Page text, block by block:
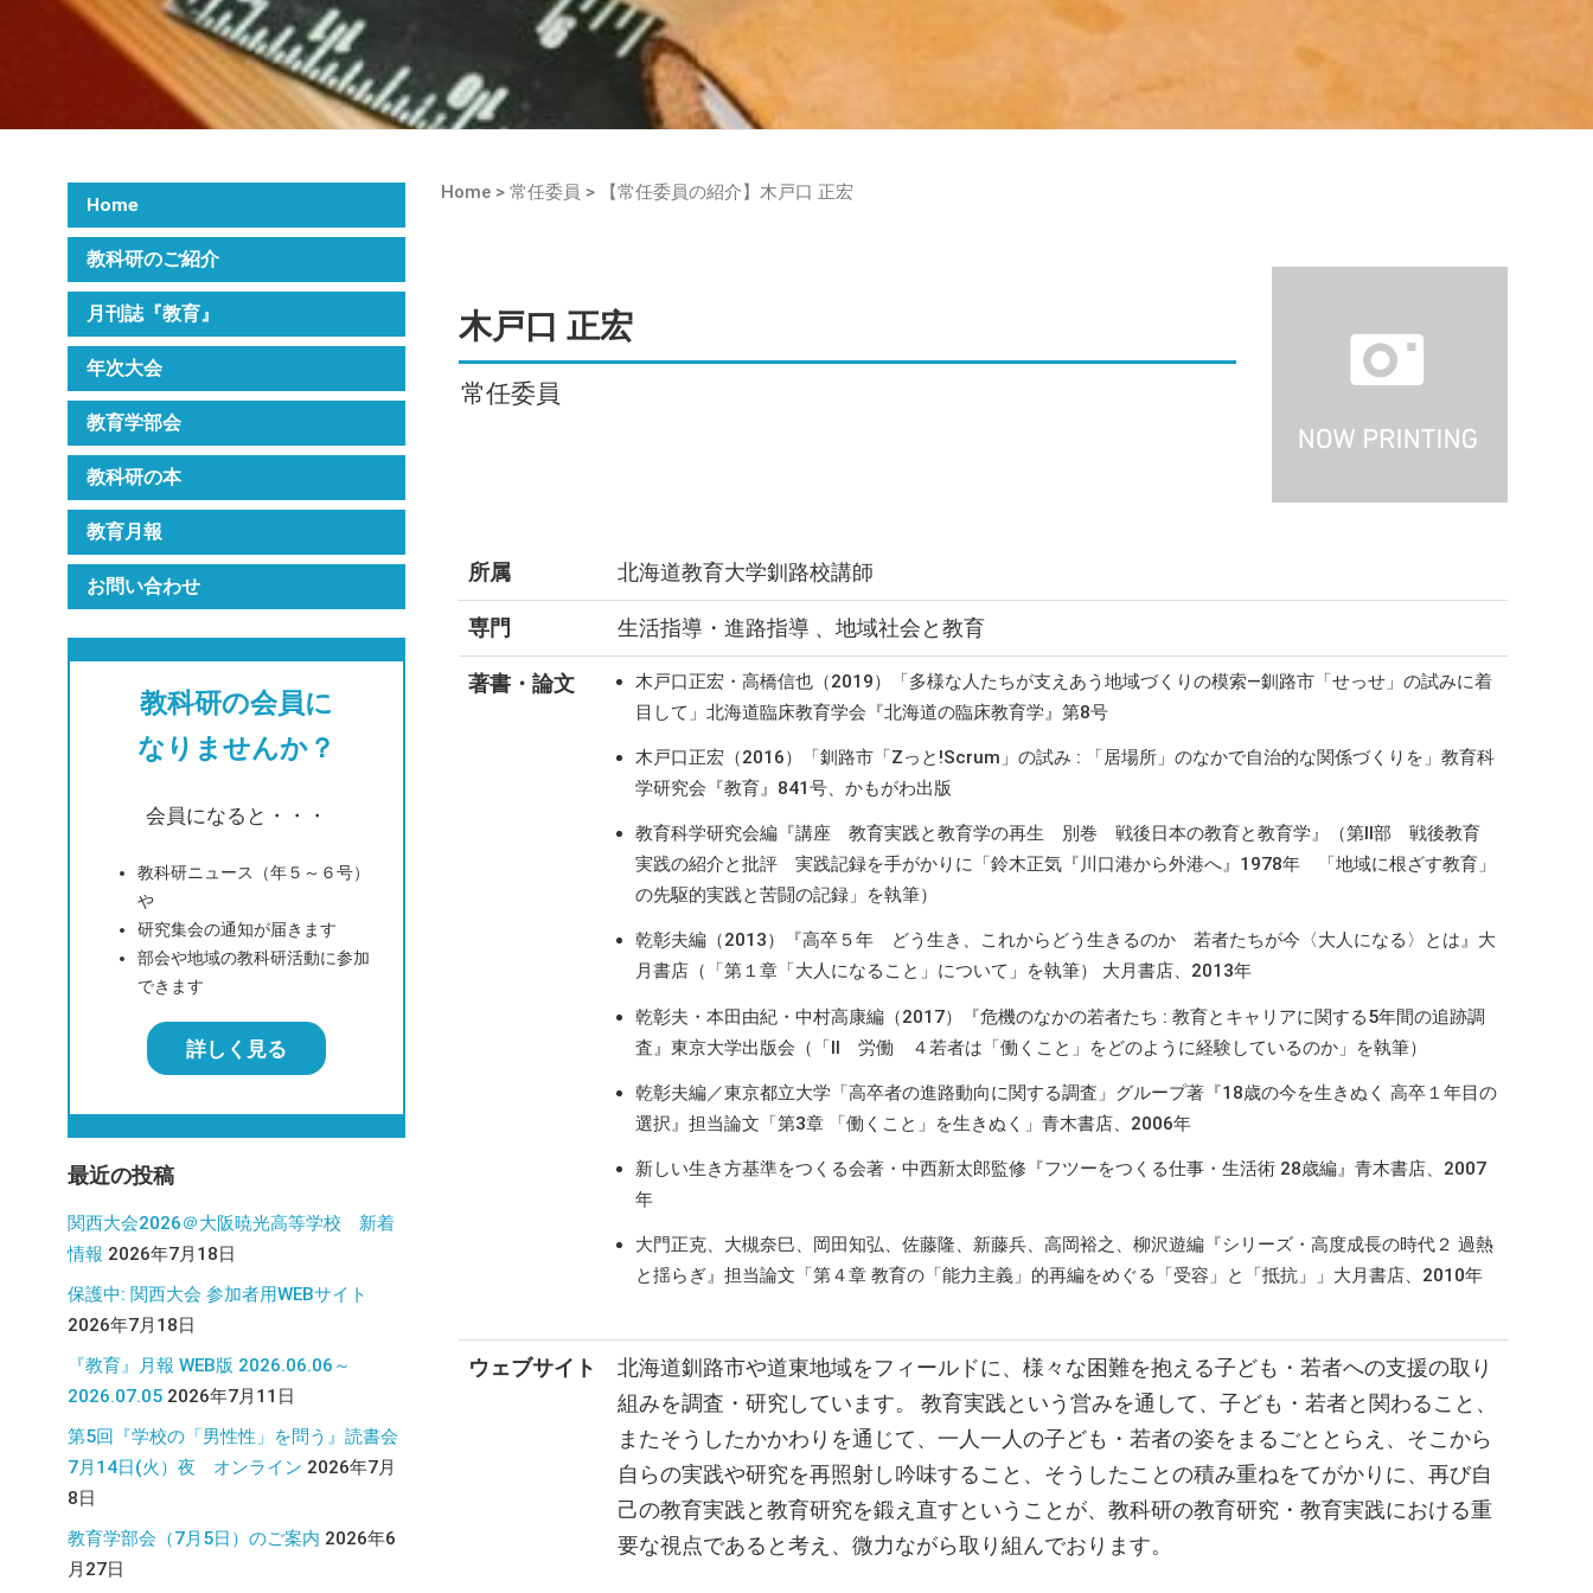
Home > 常任委員 > 【常任委員の紹介】木戸口 正宏
木戸口 正宏
常任委員
所属 北海道教育大学釧路校講師
専門 生活指導・進路指導 、地域社会と教育
著書・論文
木戸口正宏・高橋信也（2019）「多様な人たちが支えあう地域づくりの模索―釧路市「せっせ」の試みに着
目して」北海道臨床教育学会『北海道の臨床教育学』第8号
木戸口正宏（2016）「釧路市「Zっと!Scrum」の試み : 「居場所」のなかで自治的な関係づくりを」教育科
学研究会『教育』841号、かもがわ出版
教育科学研究会編『講座 教育実践と教育学の再生 別巻 戦後日本の教育と教育学』（第II部 戦後教育
実践の紹介と批評 実践記録を手がかりに「鈴木正気『川口港から外港へ』1978年 「地域に根ざす教育」
の先駆的実践と苦闘の記録」を執筆）
乾彰夫編（2013）『高卒５年 どう生き、これからどう生きるのか 若者たちが今〈大人になる〉とは』大
月書店（「第１章「大人になること」について」を執筆） 大月書店、2013年
乾彰夫・本田由紀・中村高康編（2017）『危機のなかの若者たち : 教育とキャリアに関する5年間の追跡調
査』東京大学出版会（「II 労働 ４若者は「働くこと」をどのように経験しているのか」を執筆）
乾彰夫編／東京都立大学「高卒者の進路動向に関する調査」グループ著『18歳の今を生きぬく 高卒１年目の
選択』担当論文「第3章 「働くこと」を生きぬく」青木書店、2006年
新しい生き方基準をつくる会著・中西新太郎監修『フツーをつくる仕事・生活術 28歳編』青木書店、2007
年
大門正克、大槻奈巳、岡田知弘、佐藤隆、新藤兵、高岡裕之、柳沢遊編『シリーズ・高度成長の時代２ 過熱
と揺らぎ』担当論文「第４章 教育の「能力主義」的再編をめぐる「受容」と「抵抗」」大月書店、2010年
ウェブサイト
北海道釧路市や道東地域をフィールドに、様々な困難を抱える子ども・若者への支援の取り
組みを調査・研究しています。 教育実践という営みを通して、子ども・若者と関わること、
またそうしたかかわりを通じて、一人一人の子ども・若者の姿をまるごととらえ、そこから
自らの実践や研究を再照射し吟味すること、そうしたことの積み重ねをてがかりに、再び自
己の教育実践と教育研究を鍛え直すということが、教科研の教育研究・教育実践における重
要な視点であると考え、微力ながら取り組んでおります。
Home
教科研のご紹介
月刊誌『教育』
年次大会
教育学部会
教科研の本
教育月報
お問い合わせ
教科研の会員に
なりませんか？
会員になると・・・
教科研ニュース（年５～６号）
や
研究集会の通知が届きます
部会や地域の教科研活動に参加
できます
詳しく見る
最近の投稿
関西大会2026＠大阪暁光高等学校 新着
情報 2026年7月18日
保護中: 関西大会 参加者用WEBサイト
2026年7月18日
『教育』月報 WEB版 2026.06.06～
2026.07.05 2026年7月11日
第5回『学校の「男性性」を問う』読書会
7月14日(火）夜 オンライン 2026年7月
8日
教育学部会（7月5日）のご案内 2026年6
月27日